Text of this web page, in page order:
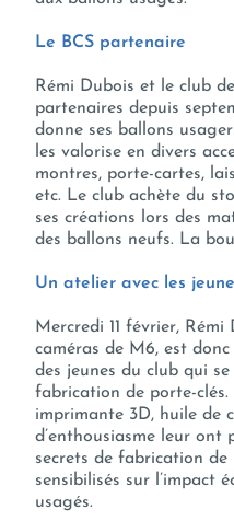
Le BCS partenaire
Rémi Dubois et le club
partenaires depuis
donne ses ballons
les valorise en divers
montres, porte-cartes,
etc. Le club achète du
ses créations lors des
des ballons neufs. La
Un atelier avec les
Mercredi 11 février,
caméras de M6, est
des jeunes du club qui
fabrication de porte-clés.
imprimante 3D, huile de
d’enthousiasme leur ont
secrets de fabrication de
sensibilisés sur l’impact
usagés.